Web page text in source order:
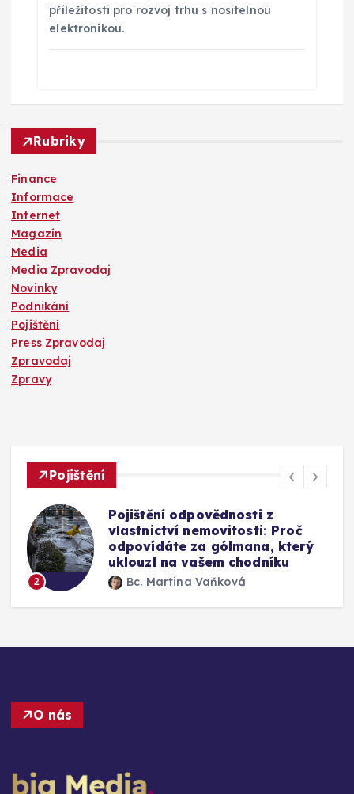
příležitosti pro rozvoj trhu s nositelnou
elektronikou.
Rubriky
Finance
Informace
Internet
Magazín
Media
Media Zpravodaj
Novinky
Podnikání
Pojištění
Press Zpravodaj
Zpravodaj
Zpravy
Pojištění
2
Pojištění odpovědnosti z
vlastnictví nemovitosti: Proč
odpovídáte za gólmana, který
uklouzl na vašem chodníku
Bc. Martina Vaňková
O nás